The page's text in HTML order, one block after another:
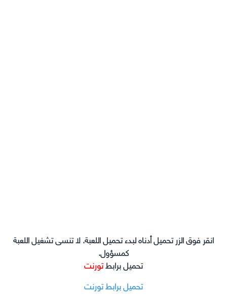
انقر فوق الزر تحميل أدناه لبدء تحميل اللعبة. لا تنسى تشغيل اللعبة
كمسؤول.
تحميل برابطتورنت
تحميل برابط تورنت